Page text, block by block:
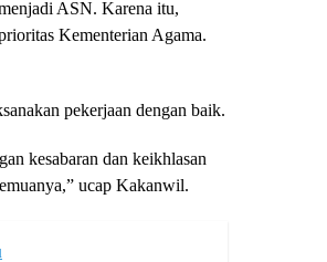
ASN. Karena itu,
Kementerian Agama.
pekerjaan dengan baik.
kesabaran dan keikhlasan
ucap Kakanwil.